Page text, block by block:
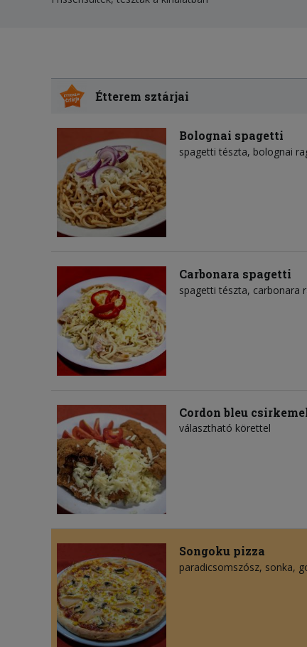
Étterem sztárjai
Bolognai spagetti
spagetti tészta bolognai
Carbonara spagetti
spagetti tészta carbonara
Cordon bleu
választható körettel
Songoku pizza
paradicsomszósz sonka